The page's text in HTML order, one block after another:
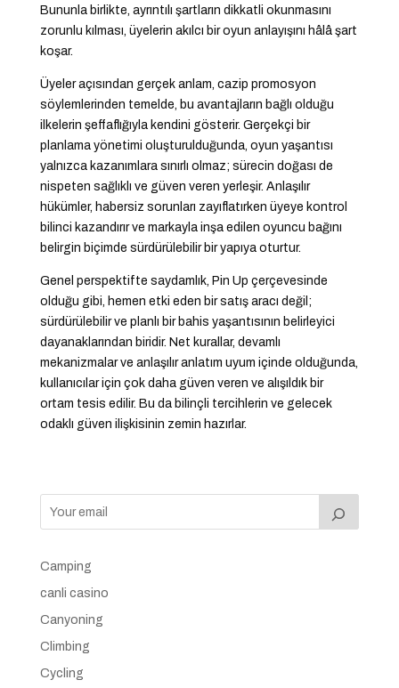
Bununla birlikte, ayrıntılı şartların dikkatli okunmasını
zorunlu kılması, üyelerin akılcı bir oyun anlayışını hâlâ şart
koşar.
Üyeler açısından gerçek anlam, cazip promosyon
söylemlerinden temelde, bu avantajların bağlı olduğu
ilkelerin şeffaflığıyla kendini gösterir. Gerçekçi bir
planlama yönetimi oluşturulduğunda, oyun yaşantısı
yalnızca kazanımlara sınırlı olmaz; sürecin doğası de
nispeten sağlıklı ve güven veren yerleşir. Anlaşılır
hükümler, habersiz sorunları zayıflatırken üyeye kontrol
bilinci kazandırır ve markayla inşa edilen oyuncu bağını
belirgin biçimde sürdürülebilir bir yapıya oturtur.
Genel perspektifte saydamlık, Pin Up çerçevesinde
olduğu gibi, hemen etki eden bir satış aracı değil;
sürdürülebilir ve planlı bir bahis yaşantısının belirleyici
dayanaklarından biridir. Net kurallar, devamlı
mekanizmalar ve anlaşılır anlatım uyum içinde olduğunda,
kullanıcılar için çok daha güven veren ve alışıldık bir
ortam tesis edilir. Bu da bilinçli tercihlerin ve gelecek
odaklı güven ilişkisinin zemin hazırlar.
Camping
canli casino
Canyoning
Climbing
Cycling